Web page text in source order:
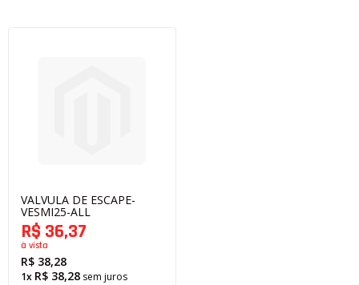
VALVULA DE ESCAPE-
VESMI25-ALL
R$ 38,28
R$ 36,37
à vista
1x R$ 38,28 sem juros